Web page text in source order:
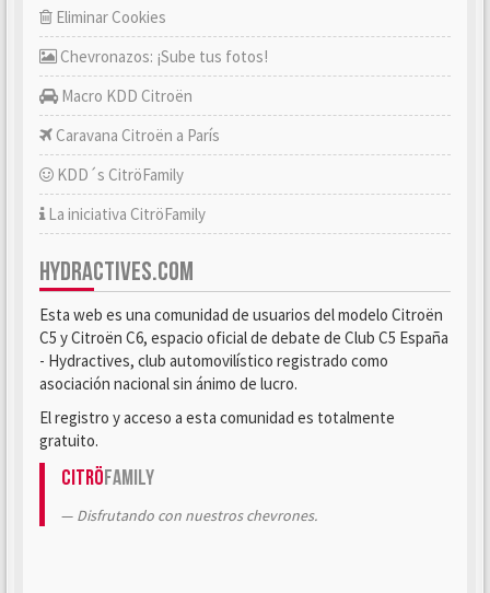
Eliminar Cookies
Chevronazos: ¡Sube tus fotos!
Macro KDD Citroën
Caravana Citroën a París
KDD´s CitröFamily
La iniciativa CitröFamily
HYDRACTIVES.COM
Esta web es una comunidad de usuarios del modelo Citroën
C5 y Citroën C6, espacio oficial de debate de Club C5 España
- Hydractives, club automovilístico registrado como
asociación nacional sin ánimo de lucro.
El registro y acceso a esta comunidad es totalmente
gratuito.
CitröFamily
Disfrutando con nuestros chevrones.